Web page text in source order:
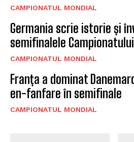
CAMPIONATUL MONDIAL
Germania scrie istorie și
semifinalele
CAMPIONATUL MONDIAL
Franța a dominat
en-fanfare în semifinale
CAMPIONATUL MONDIAL